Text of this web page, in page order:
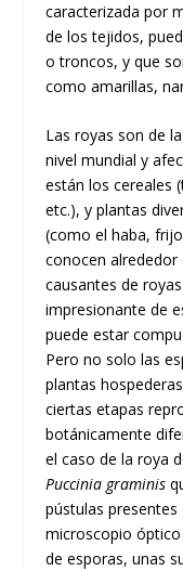
caracterizada por
de los tejidos,
o troncos, y que
como amarillas,
Las royas son de
nivel mundial y
están los cereales
etc.), y plantas
(como el haba,
conocen alrededor
causantes de royas
impresionante de
puede estar
Pero no solo las
plantas
ciertas etapas
botánicamente
el caso de la roya
Puccinia graminis
pústulas
microscopio
de esporas, unas